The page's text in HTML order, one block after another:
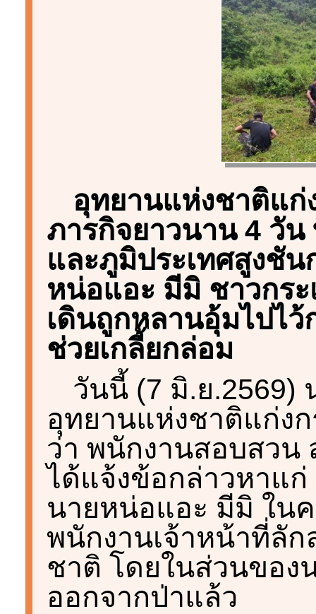
อุทยานแห่งชาติแก่
ภารกิจยาวนาน 4 วั
และภูมิประเทศสูงชั
หน่อแอะ มีมิ ชาวกระ
เดินถูกหลานอุ้มไปไว้
ช่วยเกลี้ยกล่อม
วันนี้ (7 มิ.ย.2569)
อุทยานแห่งชาติแก่งก
ว่า พนักงานสอบสวน
ได้แจ้งข้อกล่าวหาแ
นายหน่อแอะ มีมิ ใน
พนักงานเจ้าหน้าที่ลั
ชาติ โดยในส่วนของ
ออกจากป่าแล้ว